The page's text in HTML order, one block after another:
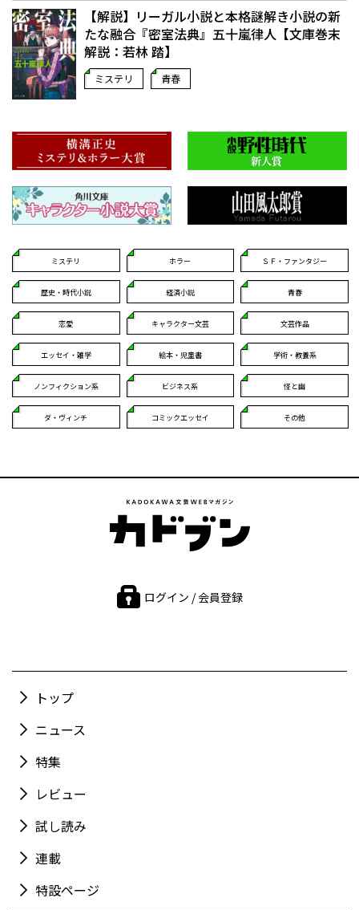
【解説】リーガル小説と本格謎解き小説の新
たな融合――『密室法典』五十嵐律人【文庫巻末
解説：若林 踏】
ミステリ 青春
ミステリ ホラー ＳＦ・ファンタジー
歴史・時代小説 経済小説 青春
恋愛 キャラクター文芸 文芸作品
エッセイ・雑学 絵本・児童書 学術・教養系
ノンフィクション系 ビジネス系 怪と幽
ダ・ヴィンチ コミックエッセイ その他
ログイン / 会員登録
トップ
ニュース
特集
レビュー
試し読み
連載
特設ページ